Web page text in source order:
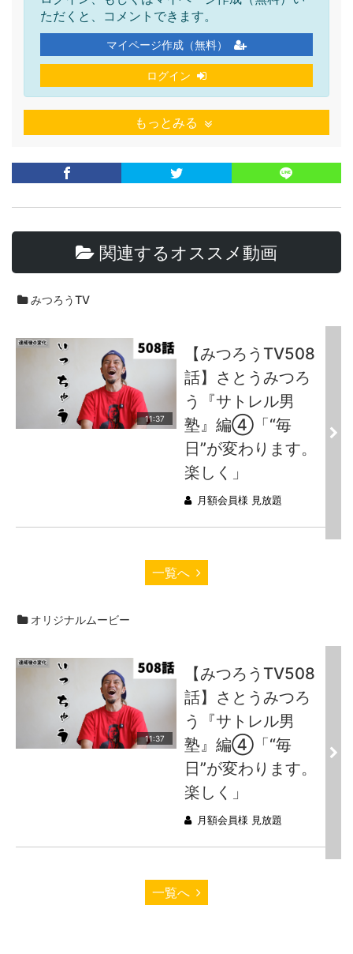
ただくと、コメントできます。
マイページ作成（無料）
ログイン
もっとみる
関連するオススメ動画
みつろうTV
11:37
【みつろうTV508
話】さとうみつろ
う『サトレル男
塾』編④「“毎
日”が変わります。
楽しく」
月額会員様 見放題
一覧へ
オリジナルムービー
11:37
【みつろうTV508
話】さとうみつろ
う『サトレル男
塾』編④「“毎
日”が変わります。
楽しく」
月額会員様 見放題
一覧へ